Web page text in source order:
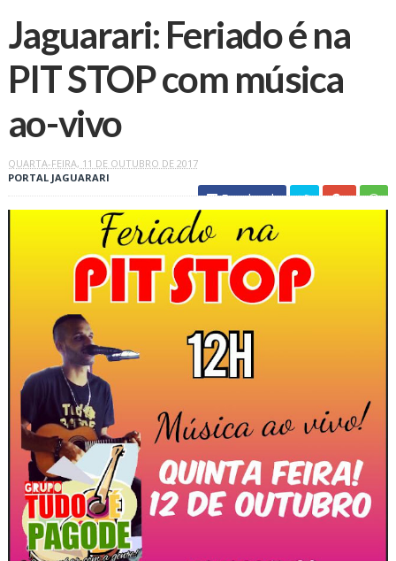
Jaguarari: Feriado é na
PIT STOP com música
ao-vivo
QUARTA-FEIRA, 11 DE OUTUBRO DE 2017
PORTAL JAGUARARI
Facebook